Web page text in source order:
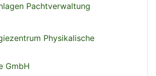
Pachtverwaltung
Physikalische
GmbH